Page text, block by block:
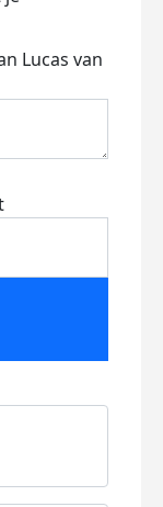
Lucas van